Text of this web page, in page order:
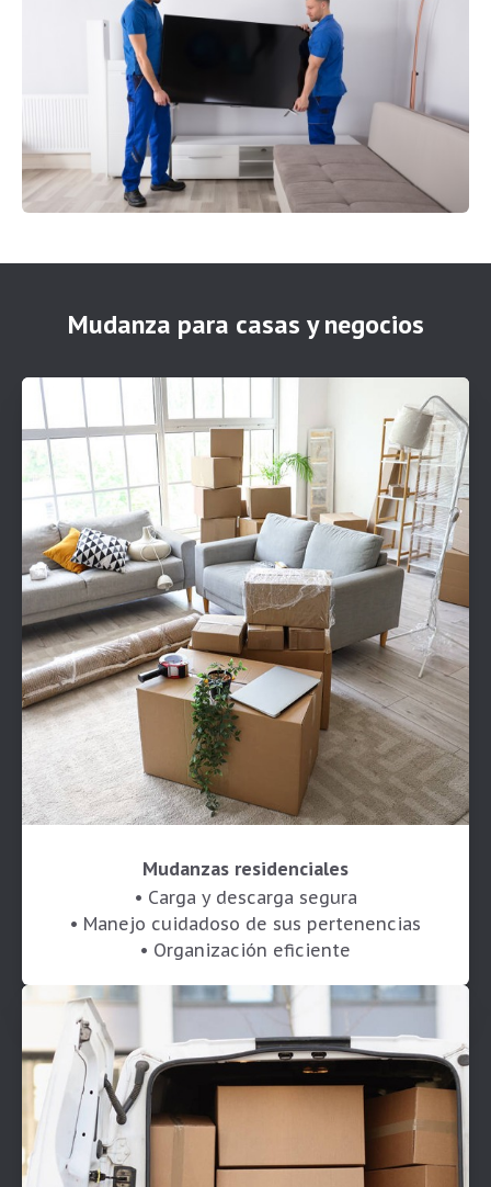
Mudanza para casas y negocios
Mudanzas residenciales
• Carga y descarga segura
• Manejo cuidadoso de sus pertenencias
• Organización eficiente